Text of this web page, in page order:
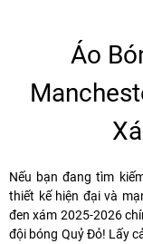
Áo
Nếu bạn đang tìm
thiết kế hiện đại và
đen xám 2025-2026
đội bóng Quỷ Đỏ! Lấy